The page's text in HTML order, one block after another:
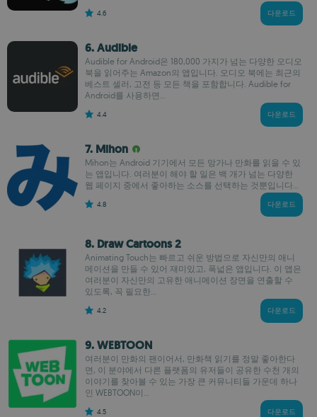
4.6 다운로드
6. Audible
Audible for Android은 180,000 가지가 넘는 다양한 오디오
북을 읽어주는 Amazon의 앱입니다. 오디오 북에는 최근의
베스트 셀러, 고전 등 모든 책을 포함합니다. Audible for
Android를 사용하면...
4.4 다운로드
7. Mihon
Mihon는 Android 기기에서 모든 망가나 만화를 읽을 수 있
는 앱입니다. 여러분이 해야 할 일은 백 개가 넘는 다양한
웹 페이지 중에서 좋아하는 소스를 선택하는 것뿐입니다...
4.8 다운로드
8. Draw Cartoons 2
Animating Touch는 빠르고 쉬운 방법으로 자신만의 애니
메이션을 만들 수 있어 재미있고, 폭넓은 앱입니다. 이 앱은
여러분이 자신만의 고유한 애니메이션 장면을 연출할 수
있도록, 꼭 필요한...
4.2 다운로드
9. WEBTOON
여러분이 만화의 팬이어서, 만화책 읽기를 정말 좋아한다
면, 이 분야에서 다른 플랫폼의 유저들이 공유한 수천 개의
이야기를 찾아볼 수 있는 가장 큰 커뮤니티들 가운데 하나
인 WEBTOON이...
4.5 다운로드